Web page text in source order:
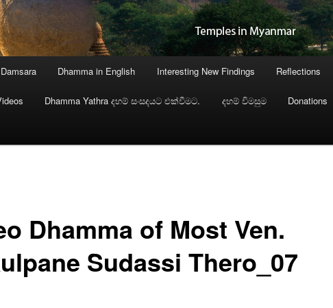
Dhamma in English Interesting New Findings Reflections
Dhamma Yathra දහම් සංසදයට එක්වීමට. දහම් විමසුම Donations
Dhamma of Most Ven.
Sudassi Thero_07